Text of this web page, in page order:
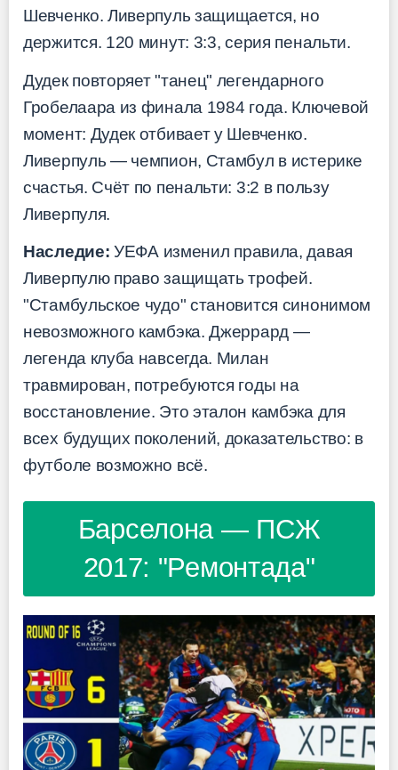
Шевченко. Ливерпуль защищается, но
держится. 120 минут: 3:3, серия пенальти.
Дудек повторяет "танец" легендарного
Гробелаара из финала 1984 года. Ключевой
момент: Дудек отбивает у Шевченко.
Ливерпуль — чемпион, Стамбул в истерике
счастья. Счёт по пенальти: 3:2 в пользу
Ливерпуля.
Наследие: УЕФА изменил правила, давая
Ливерпулю право защищать трофей.
"Стамбульское чудо" становится синонимом
невозможного камбэка. Джеррард —
легенда клуба навсегда. Милан
травмирован, потребуются годы на
восстановление. Это эталон камбэка для
всех будущих поколений, доказательство: в
футболе возможно всё.
Барселона — ПСЖ
2017: "Ремонтада"